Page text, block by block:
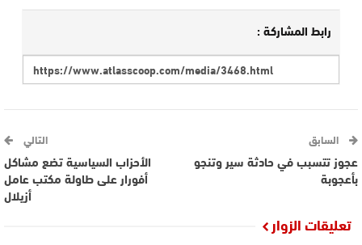
رابط المشاركة :
السابق
عجوز تتسبب في حادثة سير وتنجو
بأعجوبة
التالي
الأحزاب السياسية تضع مشاكل
أفورار على طاولة مكتب عامل
أزيلال
تعليقات الزوار